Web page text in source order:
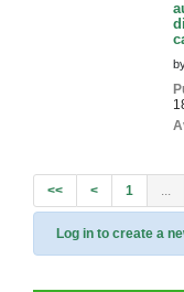
<< < 1 ...
Log in to create a